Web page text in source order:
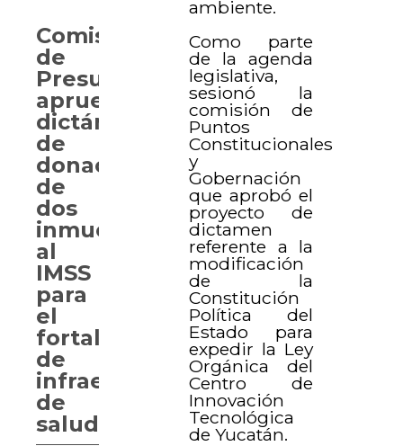
ambiente.
Como parte
de la agenda
legislativa,
sesionó la
comisión de
Puntos
Constitucionales
y
Gobernación
que aprobó el
proyecto de
dictamen
referente a la
modificación
de la
Constitución
Política del
Estado para
expedir la Ley
Orgánica del
Centro de
Innovación
Tecnológica
de Yucatán.
Comisión
de
Presupuesto
aprueba
dictámenes
de
donación
de
dos
inmuebles
al
IMSS
para
el
fortalecimiento
de
infraestructura
de
salud